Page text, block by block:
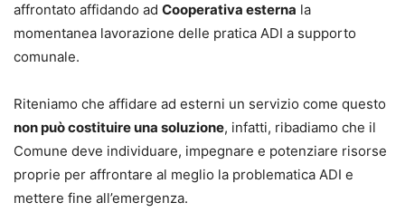
affrontato affidando ad Cooperativa esterna la
momentanea lavorazione delle pratica ADI a supporto
comunale.
Riteniamo che affidare ad esterni un servizio come questo
non può costituire una soluzione, infatti, ribadiamo che il
Comune deve individuare, impegnare e potenziare risorse
proprie per affrontare al meglio la problematica ADI e
mettere fine all’emergenza.